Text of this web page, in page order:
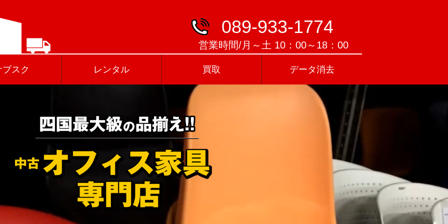
089-933-1774
営業時間/月～土 10：00～18：00
ブスク レンタル 買取 データ消去